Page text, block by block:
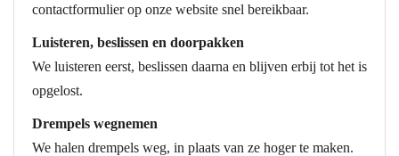
contactformulier op onze website snel bereikbaar.
Luisteren, beslissen en doorpakken
We luisteren eerst, beslissen daarna en blijven erbij tot het is
opgelost.
Drempels wegnemen
We halen drempels weg, in plaats van ze hoger te maken.